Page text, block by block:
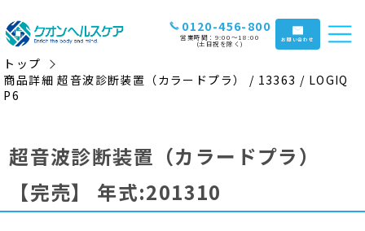
0120-456-800
営業時間：9:00〜18:00
(土日祝を除く) お問い合わせ
トップ
商品詳細 超音波診断装置（カラードプラ） / 13363 / LOGIQ
P6
超音波診断装置（カラードプラ）
【完売】
年式:201310